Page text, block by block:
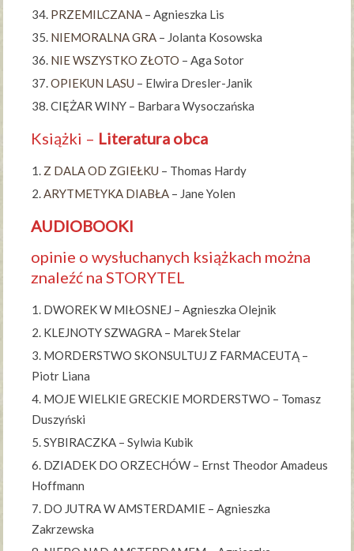
PRZEMILCZANA – Agnieszka Lis
NIEMORALNA GRA – Jolanta Kosowska
NIE WSZYSTKO ZŁOTO – Aga Sotor
OPIEKUN LASU – Elwira Dresler-Janik
CIĘŻAR WINY – Barbara Wysoczańska
Książki – Literatura obca
Z DALA OD ZGIEŁKU – Thomas Hardy
ARYTMETYKA DIABŁA – Jane Yolen
AUDIOBOOKI
opinie o wysłuchanych książkach można
znaleźć na STORYTEL
DWOREK W MIŁOSNEJ – Agnieszka Olejnik
KLEJNOTY SZWAGRA – Marek Stelar
MORDERSTWO SKONSULTUJ Z FARMACEUTĄ –
Piotr Liana
MOJE WIELKIE GRECKIE MORDERSTWO – Tomasz
Duszyński
SYBIRACZKA – Sylwia Kubik
DZIADEK DO ORZECHÓW – Ernst Theodor Amadeus
Hoffmann
DO JUTRA W AMSTERDAMIE – Agnieszka
Zakrzewska